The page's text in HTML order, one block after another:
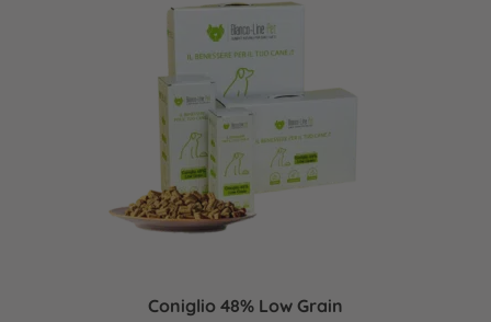
Coniglio 48% Low Grain